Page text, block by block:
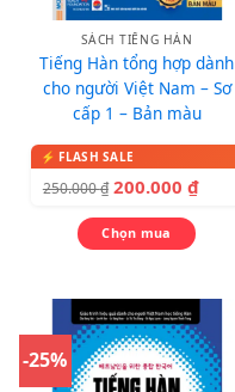
SÁCH TIẾNG HÀN
Tiếng Hàn tổng hợp dành
cho người Việt Nam – Sơ
cấp 1 – Bản màu
250.000₫ 200.000 ₫
Chọn mua
-25%